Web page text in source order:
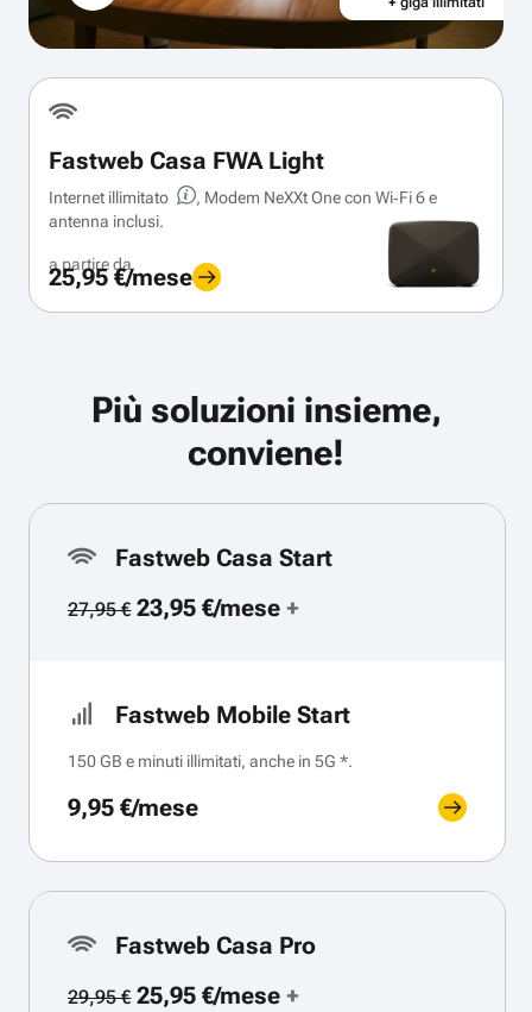
Fastweb Casa FWA Light
Internet illimitato
, Modem NeXXt One con Wi‑Fi 6 e
antenna inclusi.
a partire da
25,95 €/mese
Più soluzioni insieme,
conviene!
Fastweb Casa Start
27,95 €23,95 €/mese+
Fastweb Mobile Start
150 GB e minuti illimitati, anche in 5G *.
9,95 €/mese
Fastweb Casa Pro
29,95 €25,95 €/mese+